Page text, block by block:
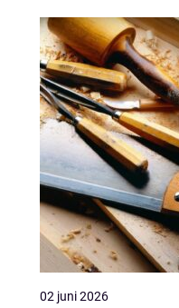
02 juni 2026